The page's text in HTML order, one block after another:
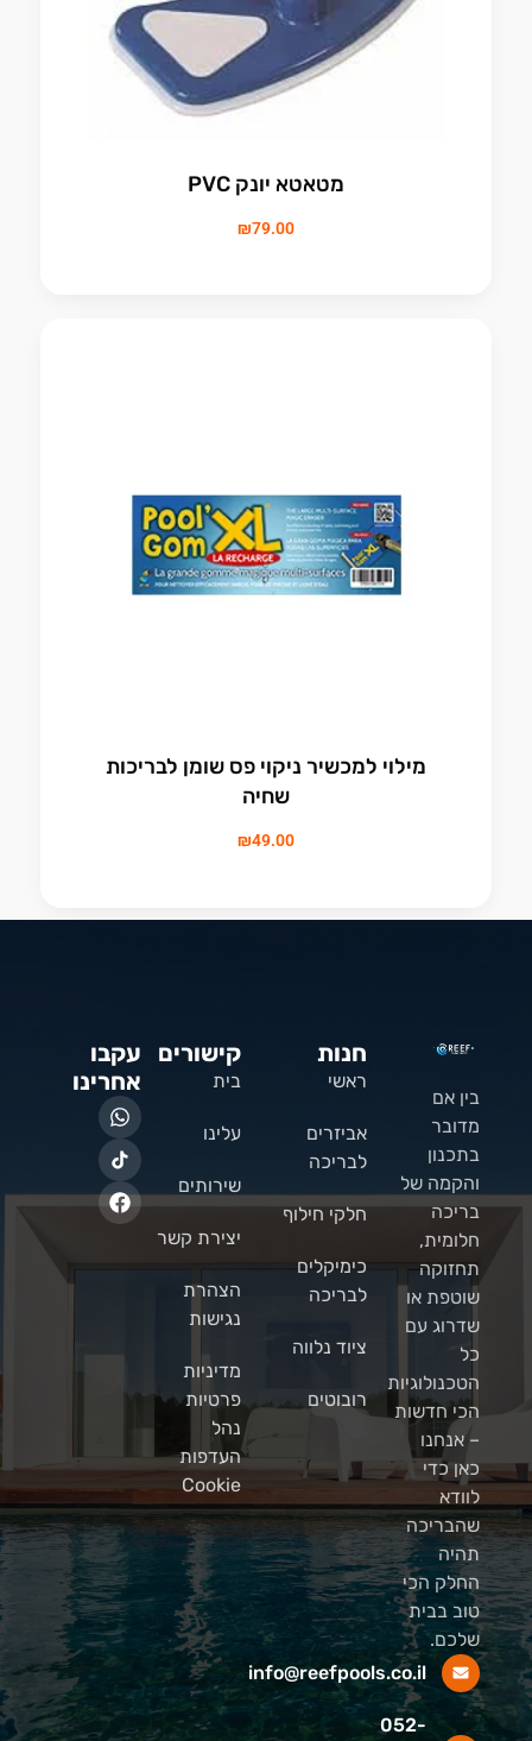
מטאטא יונק PVC
₪79.00
מילוי למכשיר ניקוי פס שומן לבריכות
שחיה
₪49.00
בין אם
מדובר
בתכנון
והקמה של
בריכה
חלומית,
תחזוקה
שוטפת או
שדרוג עם
כל
הטכנולוגיות
הכי חדשות
– אנחנו
כאן כדי
לוודא
שהבריכה
תהיה
החלק הכי
טוב בבית
שלכם.
info@reefpools.co.il
052-
חנות
ראשי
אביזרים
לבריכה
חלקי חילוף
כימיקלים
לבריכה
ציוד נלווה
רובוטים
קישורים
בית
עלינו
שירותים
יצירת קשר
הצהרת
נגישות
מדיניות
פרטיות
נהל
העדפות
Cookie
עקבו
אחרינו